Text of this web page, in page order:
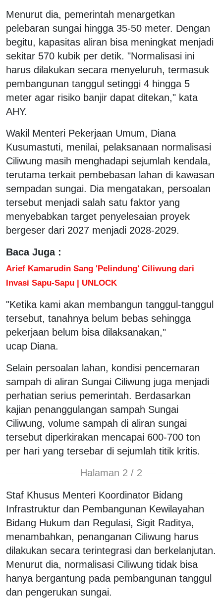
Menurut dia, pemerintah menargetkan
pelebaran sungai hingga 35-50 meter. Dengan
begitu, kapasitas aliran bisa meningkat menjadi
sekitar 570 kubik per detik. "Normalisasi ini
harus dilakukan secara menyeluruh, termasuk
pembangunan tanggul setinggi 4 hingga 5
meter agar risiko banjir dapat ditekan," kata
AHY.
Wakil Menteri Pekerjaan Umum, Diana
Kusumastuti, menilai, pelaksanaan normalisasi
Ciliwung masih menghadapi sejumlah kendala,
terutama terkait pembebasan lahan di kawasan
sempadan sungai. Dia mengatakan, persoalan
tersebut menjadi salah satu faktor yang
menyebabkan target penyelesaian proyek
bergeser dari 2027 menjadi 2028-2029.
Baca Juga :
Arief Kamarudin Sang 'Pelindung' Ciliwung dari
Invasi Sapu-Sapu | UNLOCK
"Ketika kami akan membangun tanggul-tanggul
tersebut, tanahnya belum bebas sehingga
pekerjaan belum bisa dilaksanakan,"
ucap Diana.
Selain persoalan lahan, kondisi pencemaran
sampah di aliran Sungai Ciliwung juga menjadi
perhatian serius pemerintah. Berdasarkan
kajian penanggulangan sampah Sungai
Ciliwung, volume sampah di aliran sungai
tersebut diperkirakan mencapai 600-700 ton
per hari yang tersebar di sejumlah titik kritis.
Halaman 2 / 2
Staf Khusus Menteri Koordinator Bidang
Infrastruktur dan Pembangunan Kewilayahan
Bidang Hukum dan Regulasi, Sigit Raditya,
menambahkan, penanganan Ciliwung harus
dilakukan secara terintegrasi dan berkelanjutan.
Menurut dia, normalisasi Ciliwung tidak bisa
hanya bergantung pada pembangunan tanggul
dan pengerukan sungai.